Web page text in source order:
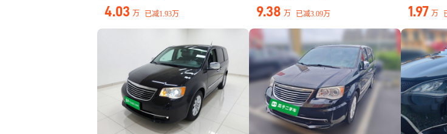
4.03 万 已减1.93万 9.38 万 已减3.09万 1.97 万